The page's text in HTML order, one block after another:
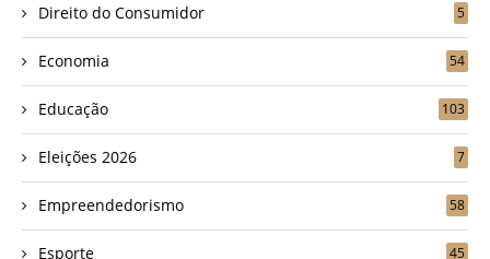
Direito do Consumidor 5
Economia 54
Educação 103
Eleições 2026 7
Empreendedorismo 58
Esporte 45